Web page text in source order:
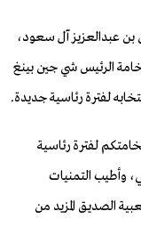
عبدالعزيز آل سعود،
الرئيس شي جين بينغ
لفترة رئاسية جديدة.
لفترة رئاسية
وأطيب التمنيات
الصديق المزيد من